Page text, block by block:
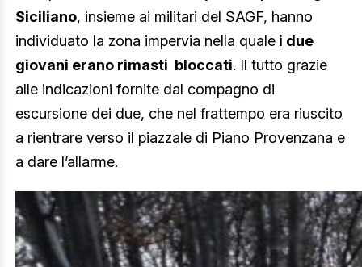
Siciliano, insieme ai militari del SAGF, hanno
individuato la zona impervia nella quale i due
giovani erano rimasti bloccati. Il tutto grazie
alle indicazioni fornite dal compagno di
escursione dei due, che nel frattempo era riuscito
a rientrare verso il piazzale di Piano Provenzana e
a dare l’allarme.